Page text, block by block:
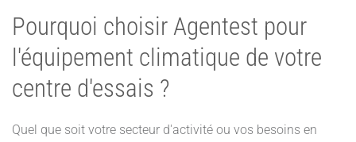
Pourquoi choisir Agentest pour
l'équipement climatique de votre
centre d'essais ?
Quel que soit votre secteur d'activité ou vos besoins en